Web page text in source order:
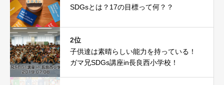
SDGsとは？17の目標って何？？
2位
子供達は素晴らしい能力を持っている！
ガマ兄SDGs講座in長良西小学校！